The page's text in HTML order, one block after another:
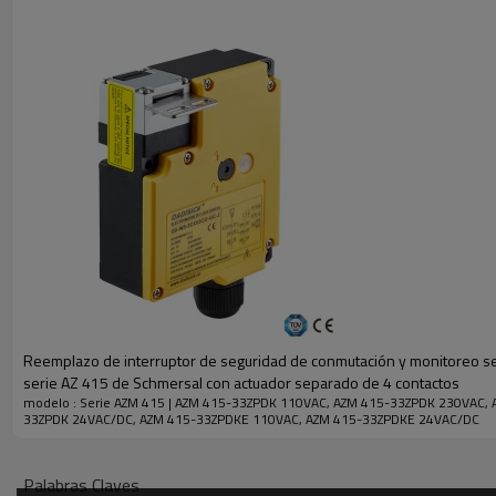
Parámetros técnicos
Consumo de energía
Tensión de conmutación
Reemplazo de interruptor de seguridad de conmutación y monitoreo
serie AZ 415 de Schmersal con actuador separado de 4 contactos
modelo : Serie AZM 415 | AZM 415-33ZPDK 110VAC, AZM 415-33ZPDK 230VAC,
33ZPDK 24VAC/DC, AZM 415-33ZPDKE 110VAC, AZM 415-33ZPDKE 24VAC/DC
Palabras Claves